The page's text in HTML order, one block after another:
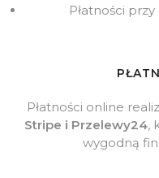
Płatności
Płatności online
Stripe i Przelewy24,
wygodną